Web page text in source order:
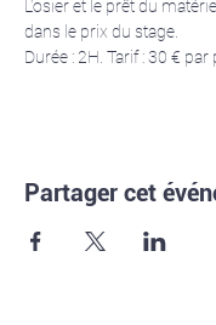
L'osier et le prêt du
dans le prix du stage.
Durée : 2H. Tarif : 30 € par
Partager cet